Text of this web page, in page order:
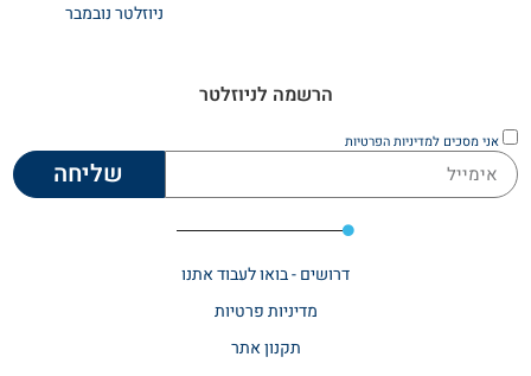
ניוזלטר נובמבר
הרשמה לניוזלטר
אני מסכים למדיניות הפרטיות
שליחה
דרושים - בואו לעבוד אתנו
מדיניות פרטיות
תקנון אתר​